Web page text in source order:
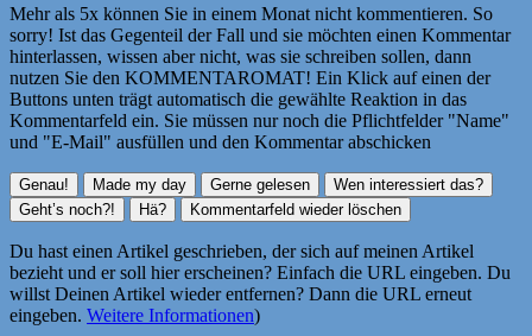
Mehr als 5x können Sie in einem Monat nicht kommentieren. So
sorry! Ist das Gegenteil der Fall und sie möchten einen Kommentar
hinterlassen, wissen aber nicht, was sie schreiben sollen, dann
nutzen Sie den KOMMENTAROMAT! Ein Klick auf einen der
Buttons unten trägt automatisch die gewählte Reaktion in das
Kommentarfeld ein. Sie müssen nur noch die Pflichtfelder "Name"
und "E-Mail" ausfüllen und den Kommentar abschicken
Du hast einen Artikel geschrieben, der sich auf meinen Artikel
bezieht und er soll hier erscheinen? Einfach die URL eingeben. Du
willst Deinen Artikel wieder entfernen? Dann die URL erneut
eingeben. Weitere Informationen)